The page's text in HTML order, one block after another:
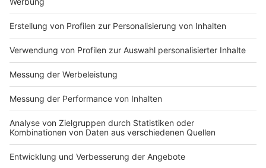
©picture alliance/dpa | Jens Kalaene
Ob es in NRW zu knallharten Regeln kommt und ein
vorerst noch zu bezweifeln.
Anzeige
Handy-Verbot: Ministerium behält sich
Korrekturen vor